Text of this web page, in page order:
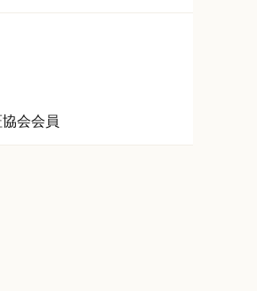
会会員